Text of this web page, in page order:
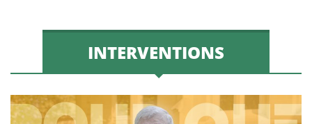
INTERVENTIONS